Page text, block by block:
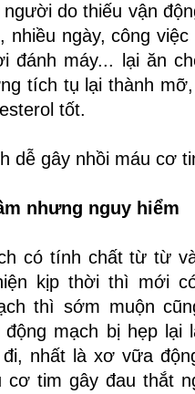
do thiếu vận
nhiều ngày, công
đánh máy... lại ăn
tích tụ lại thành
tốt.
dễ gây nhồi máu cơ
nhưng nguy hiểm
có tính chất từ từ
kịp thời thì mới
thì sớm muộn
mạch bị hẹp lại
nhất là xơ vữa
cơ tim gây đau thắt